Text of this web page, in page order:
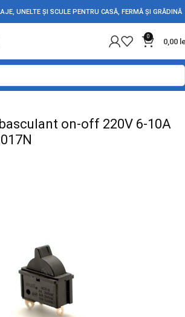
UNELTE ȘI SCULE PENTRU CASĂ, FERMĂ ȘI GRĂDINĂ
0
0,00
Intrerupatoare - Butoane
on-off 220V 6-10A